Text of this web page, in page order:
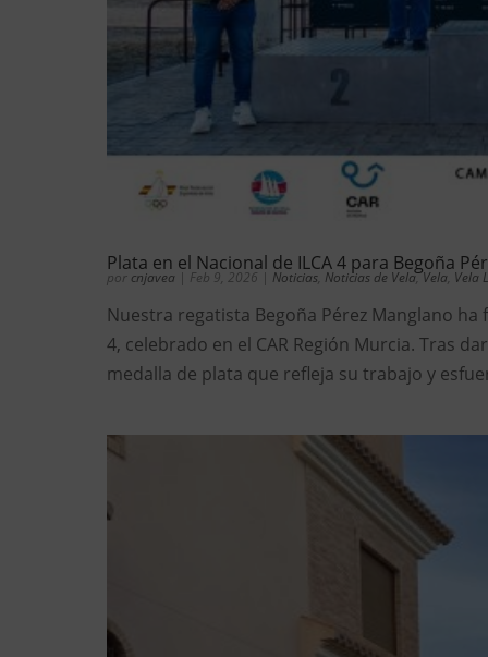
Plata en el Nacional de ILCA 4 para Begoña
por cnjavea | Feb 9, 2026 | Noticias Noticias de Vela,Vela Vela
Nuestra regatista Begoña Pérez Manglano ha
4, celebrado en el CAR Región Murcia. Tras
medalla de plata que refleja su trabajo y